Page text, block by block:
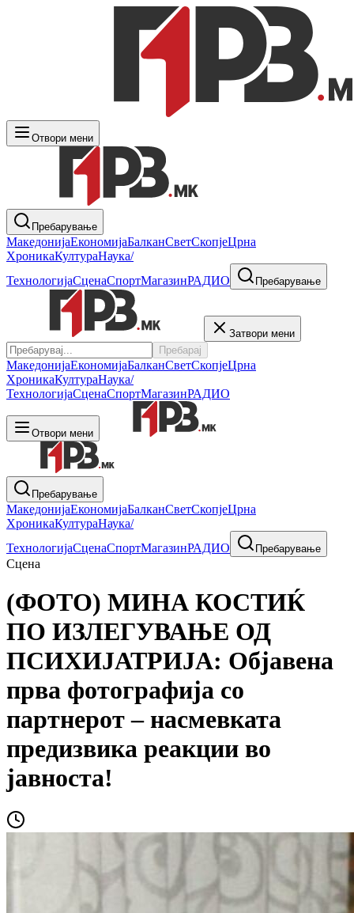
Отвори мени
Пребарување
МакедонијаЕкономијаБалканСветСкопјеЦрна
ХроникаКултураНаука/
ТехнологијаСценаСпортМагазинРАДИО Пребарување
Затвори мени
Пребарај
МакедонијаЕкономијаБалканСветСкопјеЦрна
ХроникаКултураНаука/
ТехнологијаСценаСпортМагазинРАДИО
Отвори мени
Пребарување
МакедонијаЕкономијаБалканСветСкопјеЦрна
ХроникаКултураНаука/
ТехнологијаСценаСпортМагазинРАДИО Пребарување
Сцена
(ФОТО) МИНА КОСТИЌ
ПО ИЗЛЕГУВАЊЕ ОД
ПСИХИЈАТРИЈА: Објавена
прва фотографија со
партнерот – насмевката
предизвика реакции во
јавноста!